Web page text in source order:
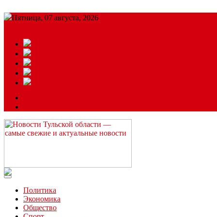
Пятница, 07 августа, 2026
Читайте последние новости дня в Тульской области на сайте
Политика
Экономика
Общество